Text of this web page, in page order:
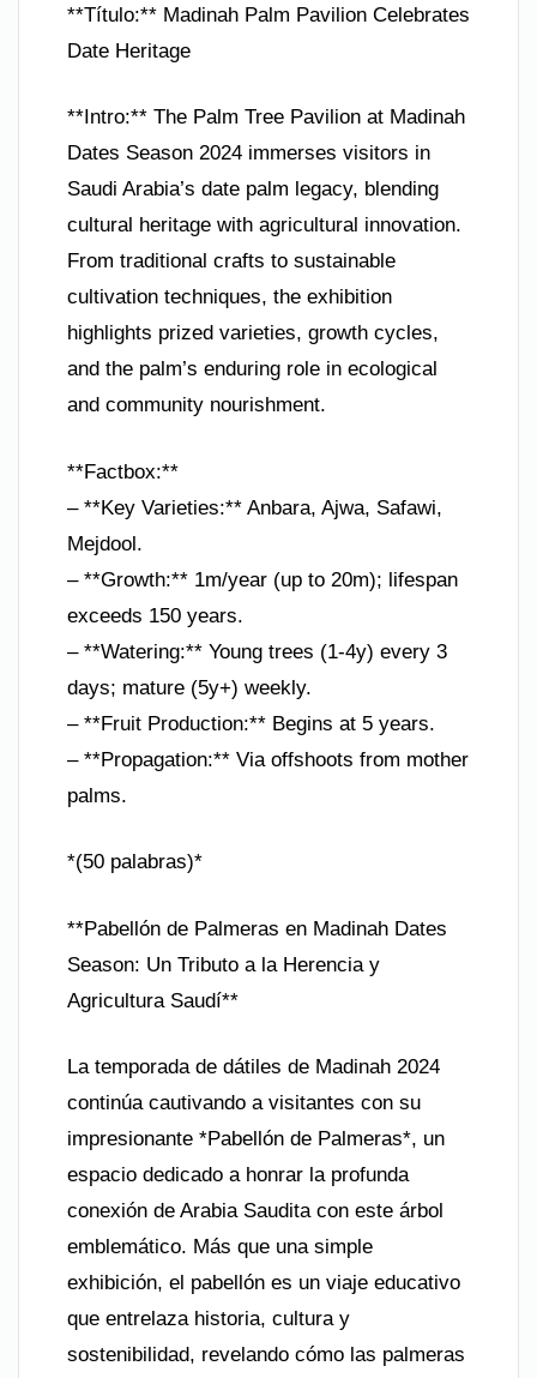
**Título:** Madinah Palm Pavilion Celebrates
Date Heritage
**Intro:** The Palm Tree Pavilion at Madinah
Dates Season 2024 immerses visitors in
Saudi Arabia’s date palm legacy, blending
cultural heritage with agricultural innovation.
From traditional crafts to sustainable
cultivation techniques, the exhibition
highlights prized varieties, growth cycles,
and the palm’s enduring role in ecological
and community nourishment.
**Factbox:**
– **Key Varieties:** Anbara, Ajwa, Safawi,
Mejdool.
– **Growth:** 1m/year (up to 20m); lifespan
exceeds 150 years.
– **Watering:** Young trees (1-4y) every 3
days; mature (5y+) weekly.
– **Fruit Production:** Begins at 5 years.
– **Propagation:** Via offshoots from mother
palms.
*(50 palabras)*
**Pabellón de Palmeras en Madinah Dates
Season: Un Tributo a la Herencia y
Agricultura Saudí**
La temporada de dátiles de Madinah 2024
continúa cautivando a visitantes con su
impresionante *Pabellón de Palmeras*, un
espacio dedicado a honrar la profunda
conexión de Arabia Saudita con este árbol
emblemático. Más que una simple
exhibición, el pabellón es un viaje educativo
que entrelaza historia, cultura y
sostenibilidad, revelando cómo las palmeras